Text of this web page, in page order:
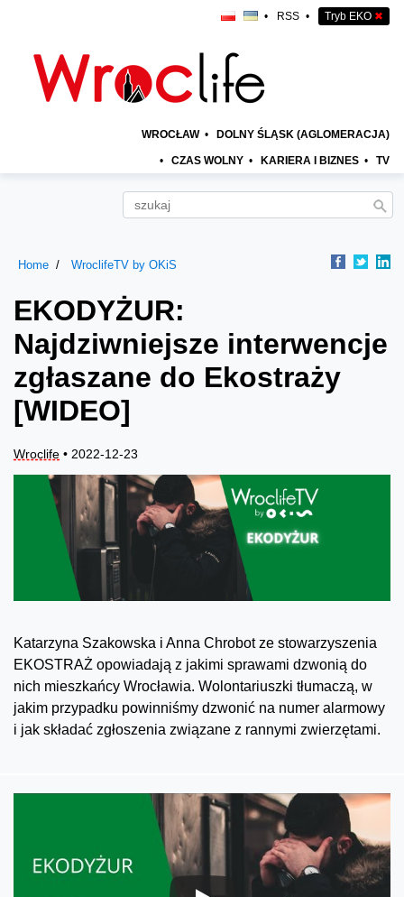
• RSS • Tryb EKO ✖
WROCŁAW • DOLNY ŚLĄSK (AGLOMERACJA)
• CZAS WOLNY • KARIERA I BIZNES • TV
Home WroclifeTV by OKiS
EKODYŻUR:
Najdziwniejsze interwencje
zgłaszane do Ekostraży
[WIDEO]
Wroclife • 2022-12-23
Katarzyna Szakowska i Anna Chrobot ze stowarzyszenia
EKOSTRAŻ opowiadają z jakimi sprawami dzwonią do
nich mieszkańcy Wrocławia. Wolontariuszki tłumaczą, w
jakim przypadku powinniśmy dzwonić na numer alarmowy
i jak składać zgłoszenia związane z rannymi zwierzętami.